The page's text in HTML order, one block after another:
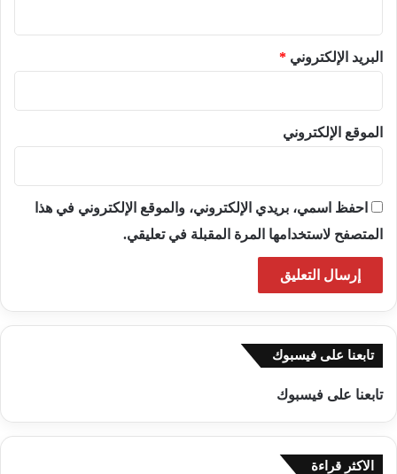
البريد الإلكتروني *
الموقع الإلكتروني
احفظ اسمي، بريدي الإلكتروني، والموقع الإلكتروني في هذا
المتصفح لاستخدامها المرة المقبلة في تعليقي.
تابعنا على فيسبوك
تابعنا على فيسبوك
الاكثر قراءة